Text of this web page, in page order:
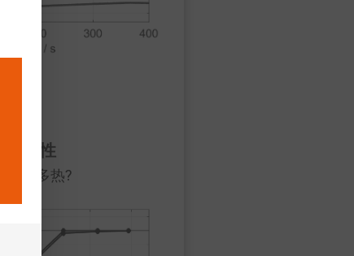
热特性
会变得多热?